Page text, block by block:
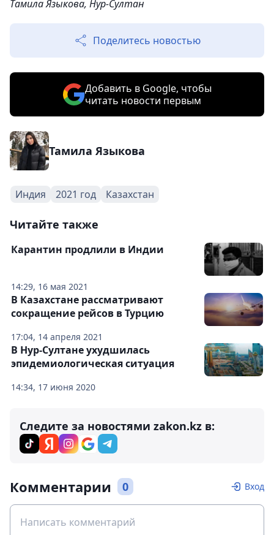
Тамила Языкова, Нур-Султан
Поделитесь новостью
Добавить в Google, чтобы
читать новости первым
Тамила Языкова
Индия 2021 год Казахстан
Читайте также
14:29, 16 мая 2021
Карантин продлили в Индии
17:04, 14 апреля 2021
В Казахстане рассматривают
сокращение рейсов в Турцию
14:34, 17 июня 2020
В Нур-Султане ухудшилась
эпидемиологическая ситуация
Следите за новостями zakon.kz в:
Комментарии 0 Вход